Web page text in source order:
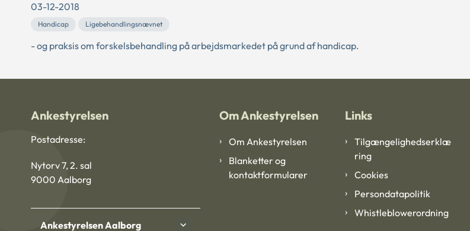
03-12-2018
Handicap Ligebehandlingsnævnet
- og praksis om forskelsbehandling på arbejdsmarkedet på grund af handicap.
Ankestyrelsen
Postadresse:
Nytorv 7, 2. sal
9000 Aalborg
Ankestyrelsen Aalborg
Om Ankestyrelsen
Om Ankestyrelsen
Blanketter og
kontaktformularer
Links
Tilgængelighedserklæ
ring
Cookies
Persondatapolitik
Whistleblowerordning